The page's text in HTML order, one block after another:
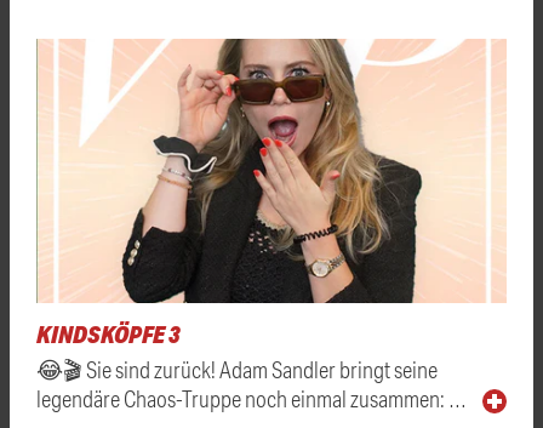
KINDSKÖPFE 3
😂🎬 Sie sind zurück! Adam Sandler bringt seine
legendäre Chaos-Truppe noch einmal zusammen: …